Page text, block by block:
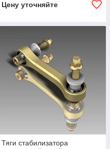
Цену уточняйте
Тяги стабилизатора